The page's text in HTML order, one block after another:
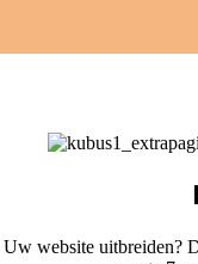
Uw website uitbreiden?